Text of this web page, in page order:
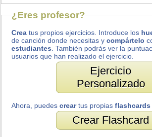
¿Eres profesor?
Crea tus propios ejercicios. Introduce los
de canción donde necesitas ycompártelo
estudiantes . También podrás ver la
usuarios que han realizado el ejercicio.
Ejercicio
Personalizado
Ahora, puedescreartus propiasflashcards
Crear Flashcard